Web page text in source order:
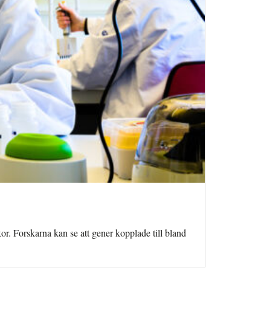
Forskarna kan se att gener kopplade till bland